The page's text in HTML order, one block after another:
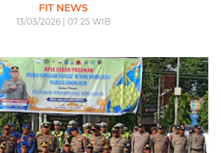
FIT NEWS
13/03/2026 | 07:25 WIB